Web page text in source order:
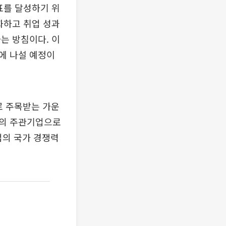
달성하기 위
고 취업 성과
방침이다. 이
나설 예정이
주목받는 가운
주관기업으로
국가 경쟁력